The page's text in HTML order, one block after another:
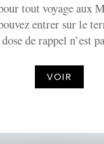
tout voyage aux
entrer sur le
de rappel n’est
VOIR